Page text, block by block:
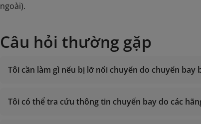
ngoài).
Câu hỏi thường gặp
Tôi cần làm gì nếu bị lỡ nối chuyến do chuyến
Trung tâm Chăm sóc Khách hàng: 19001100
Tôi có thể tra cứu thông tin chuyến bay do các